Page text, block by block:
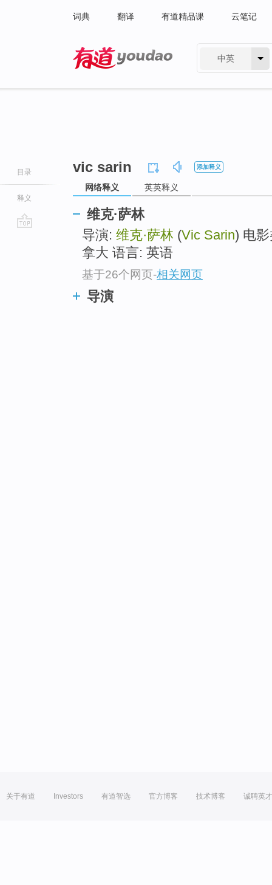
词典 翻译 有道精品课 云笔记
中英
目录
释义
vic sarin 添加释义
网络释义 英英释义
维克·萨林
导演: 维克·萨林 (Vic Sarin) 电
拿大 语言: 英语
基于26个网页-相关网页
导演
关于有道 Investors 有道智选 官方博客 技术博客 诚聘英才